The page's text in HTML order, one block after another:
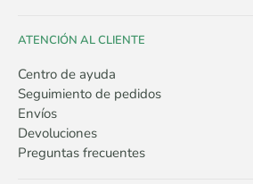
ATENCIÓN AL CLIENTE
Centro de ayuda
Seguimiento de pedidos
Envíos
Devoluciones
Preguntas frecuentes